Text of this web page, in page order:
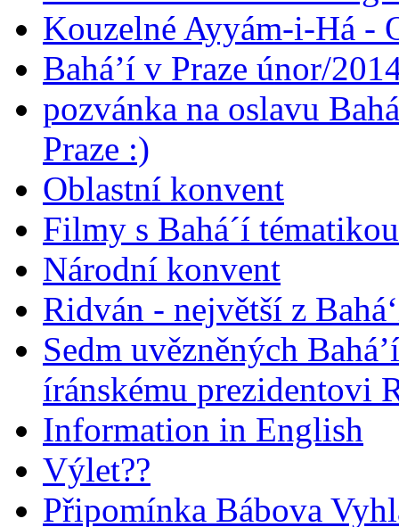
Kouzelné Ayyám-i-Há -
Bahá’í v Praze únor/
pozvánka na oslavu
Praze :)
Oblastní konvent
Filmy s Bahá´í
Národní konvent
Ridván - největší z
Sedm uvězněných
íránskému prezidentovi
Information in English
Výlet??
Připomínka Bábova